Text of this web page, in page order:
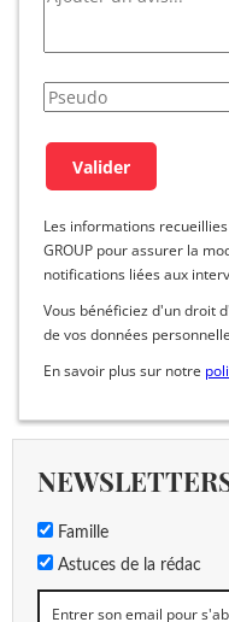
Les informations
GROUP pour assurer la
notifications liées aux
Vous bénéficiez d'un droit
de vos données
En savoir plus sur notre
Famille
Astuces de la rédac